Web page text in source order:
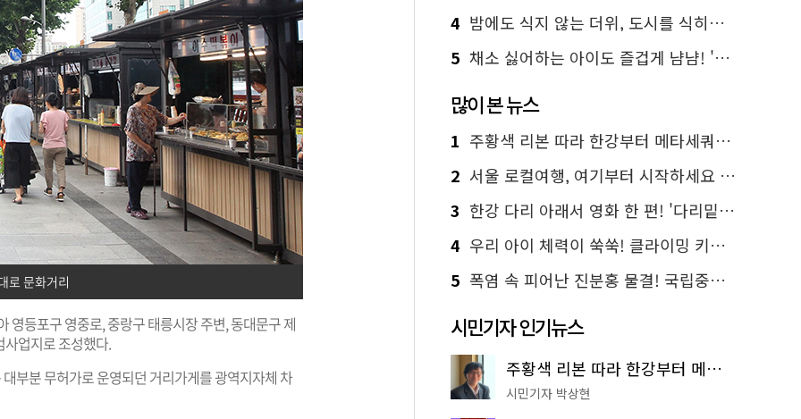
로 문화거리
영등포구 영중로, 중랑구 태릉시장 주변, 동대문구 제
업지로 조성했다.
부분 무허가로 운영되던 거리가게를 광역지자체 차
4 밤에도 식지 않는 더위, 도시를 식히는 시원한 해법은?
5 채소 싫어하는 아이도 즐겁게 냠냠! '찾아가는 서울시 식생활 교육' 현장
많이 본 뉴스
1 주황색 리본 따라 한강부터 메타세쿼이아 숲길까지…서울둘레길 15코스
2 서울 로컬여행, 여기부터 시작하세요 '서울에디션25'
3 한강 다리 아래서 영화 한 편! '다리밑 영화관' 무료 상영
4 우리 아이 체력이 쑥쑥! 클라이밍 키즈카페·어린이 체력장
5 폭염 속 피어난 진분홍 물결! 국립중앙박물관 배롱나무 명소
시민기자 인기뉴스
주황색 리본 따라 한강부터 메타세쿼이아 숲길까지…서울둘레길 15코스
시민기자 박상현